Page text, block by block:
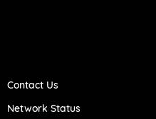
Contact Us
Network Status